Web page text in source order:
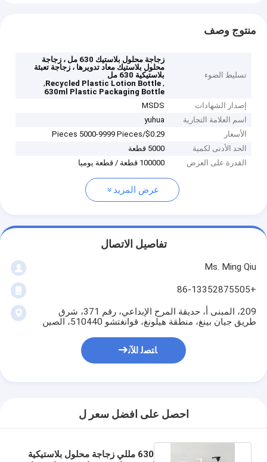
منتوج وصف
تسليط الضوء
زجاجة محلول بلاستيك 630 مل ، زجاجة
محلول بلاستيك معاد تدويرها ، زجاجة تعبئة
بلاستيكية 630 مل
,
Recycled Plastic Lotion Bottle
,
630ml Plastic Packaging Bottle
إصدار الشهادات
MSDS
اسم العلامة التجارية
yuhua
الأسعار
$0.29/Pieces 5000-9999 Pieces
الحد الأدنى لكمية
5000 قطعة
القدرة على العرض
100000 قطعة / قطعة يوميا
عرض المزيد
تفاصيل الاتصال
Ms. Ming Qiu
+86-13352875505
209، المبنى أ، حديقة المرح الإبداعي، رقم 371، شرق
طريق جيان بينغ، منطقة هيلونغ، قوانغتشو 510440، الصين
ﺎﺘﺼﻟ ﺍﻶﻧ
احصل على افضل سعر ل
630 مللي زجاجة محلول بلاستيكية